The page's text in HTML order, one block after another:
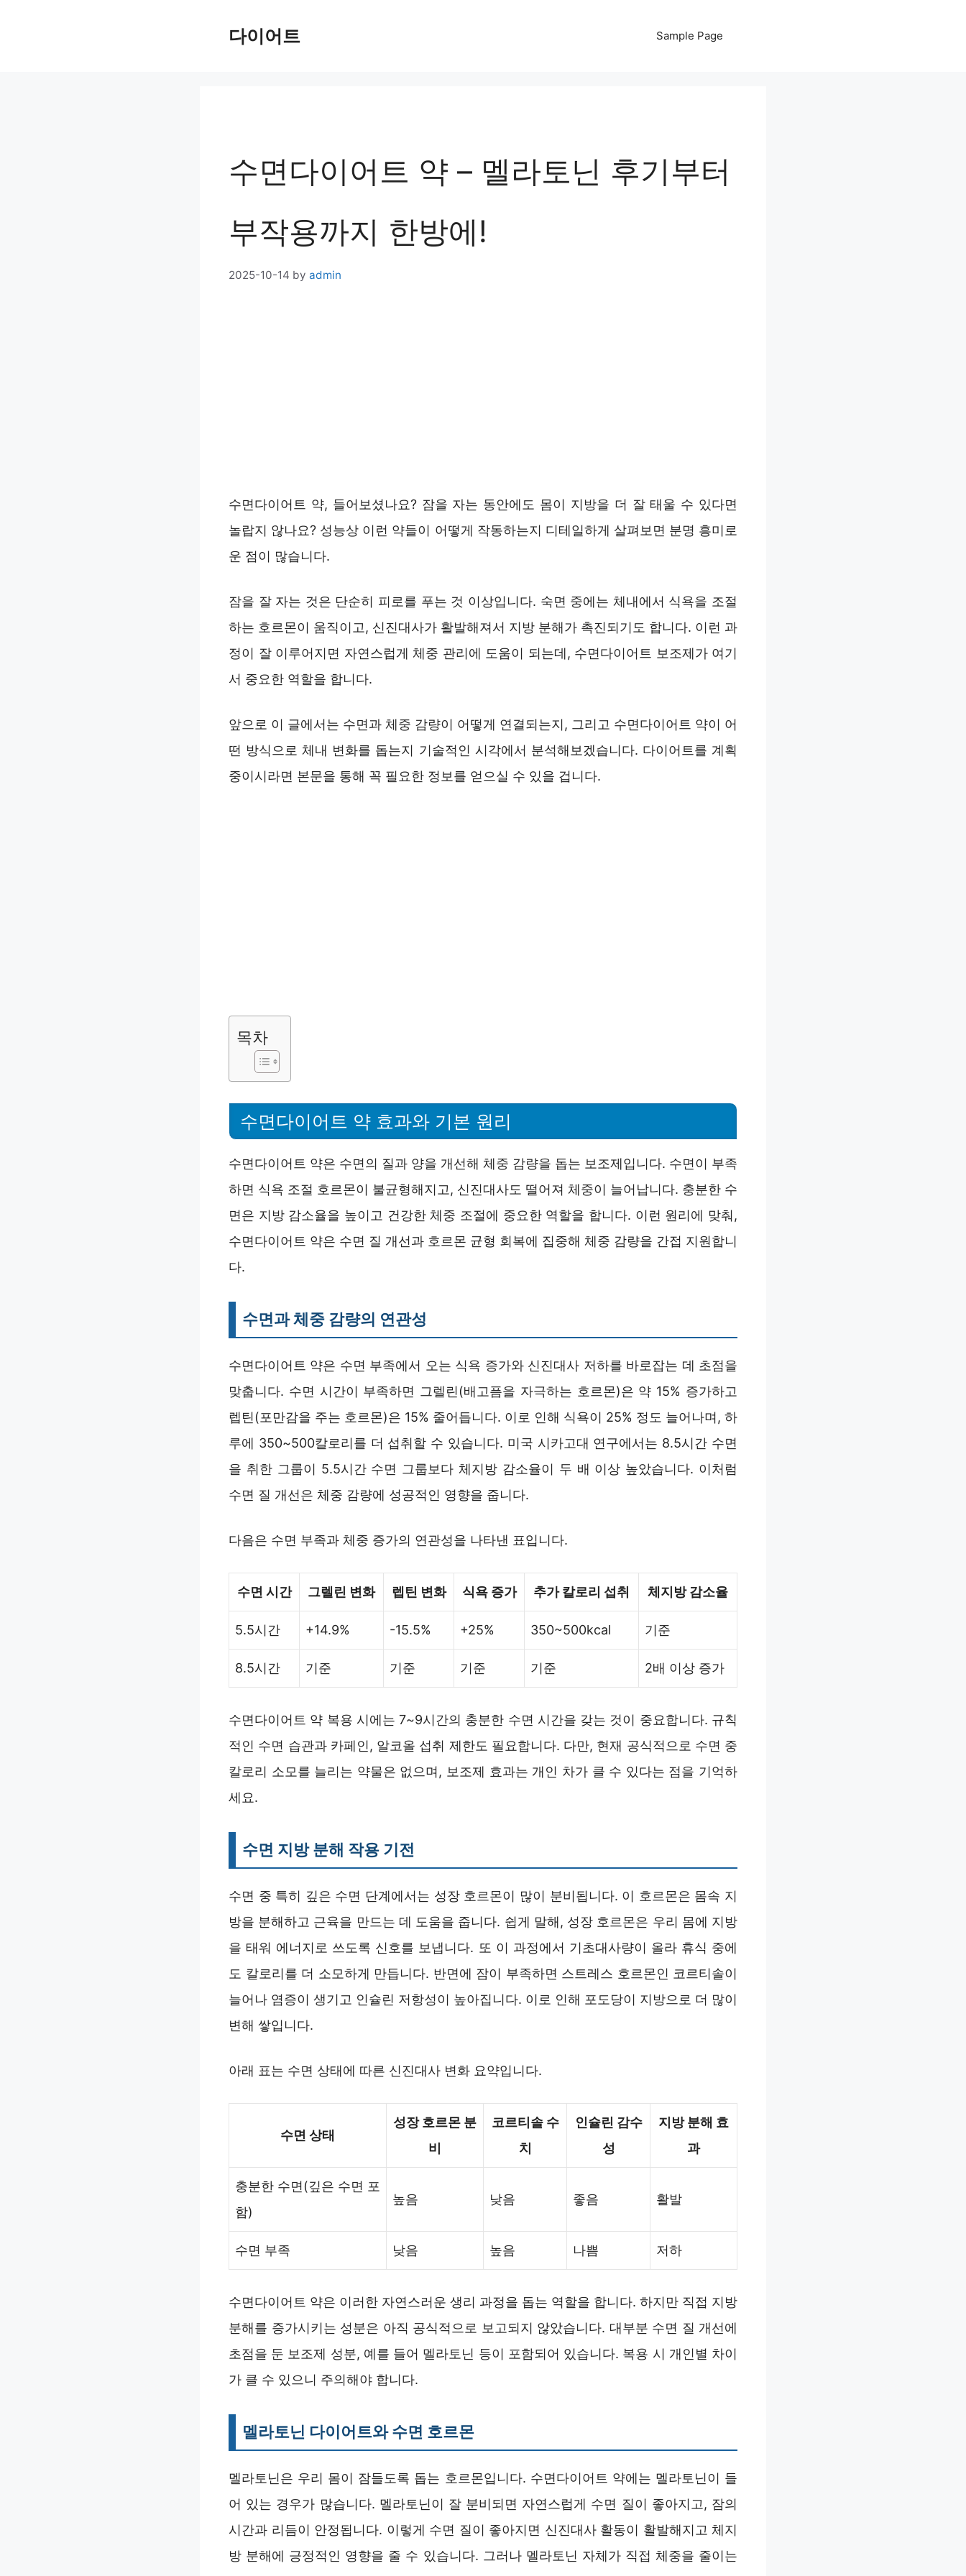
다이어트 Sample Page
수면다이어트 약 – 멜라토닌 후기부터
부작용까지 한방에!
2025-10-14 by admin
수면다이어트 약, 들어보셨나요? 잠을 자는 동안에도 몸이 지방을 더 잘 태울 수 있다면
놀랍지 않나요? 성능상 이런 약들이 어떻게 작동하는지 디테일하게 살펴보면 분명 흥미로
운 점이 많습니다.
잠을 잘 자는 것은 단순히 피로를 푸는 것 이상입니다. 숙면 중에는 체내에서 식욕을 조절
하는 호르몬이 움직이고, 신진대사가 활발해져서 지방 분해가 촉진되기도 합니다. 이런 과
정이 잘 이루어지면 자연스럽게 체중 관리에 도움이 되는데, 수면다이어트 보조제가 여기
서 중요한 역할을 합니다.
앞으로 이 글에서는 수면과 체중 감량이 어떻게 연결되는지, 그리고 수면다이어트 약이 어
떤 방식으로 체내 변화를 돕는지 기술적인 시각에서 분석해보겠습니다. 다이어트를 계획
중이시라면 본문을 통해 꼭 필요한 정보를 얻으실 수 있을 겁니다.
목차
수면다이어트 약 효과와 기본 원리
수면다이어트 약은 수면의 질과 양을 개선해 체중 감량을 돕는 보조제입니다. 수면이 부족
하면 식욕 조절 호르몬이 불균형해지고, 신진대사도 떨어져 체중이 늘어납니다. 충분한 수
면은 지방 감소율을 높이고 건강한 체중 조절에 중요한 역할을 합니다. 이런 원리에 맞춰,
수면다이어트 약은 수면 질 개선과 호르몬 균형 회복에 집중해 체중 감량을 간접 지원합니
다.
수면과 체중 감량의 연관성
수면다이어트 약은 수면 부족에서 오는 식욕 증가와 신진대사 저하를 바로잡는 데 초점을
맞춥니다. 수면 시간이 부족하면 그렐린(배고픔을 자극하는 호르몬)은 약 15% 증가하고
렙틴(포만감을 주는 호르몬)은 15% 줄어듭니다. 이로 인해 식욕이 25% 정도 늘어나며, 하
루에 350~500칼로리를 더 섭취할 수 있습니다. 미국 시카고대 연구에서는 8.5시간 수면
을 취한 그룹이 5.5시간 수면 그룹보다 체지방 감소율이 두 배 이상 높았습니다. 이처럼
수면 질 개선은 체중 감량에 성공적인 영향을 줍니다.
다음은 수면 부족과 체중 증가의 연관성을 나타낸 표입니다.
수면 시간 그렐린 변화 렙틴 변화 식욕 증가 추가 칼로리 섭취 체지방 감소율
5.5시간 +14.9% -15.5% +25% 350~500kcal 기준
8.5시간 기준 기준 기준 기준 2배 이상 증가
수면다이어트 약 복용 시에는 7~9시간의 충분한 수면 시간을 갖는 것이 중요합니다. 규칙
적인 수면 습관과 카페인, 알코올 섭취 제한도 필요합니다. 다만, 현재 공식적으로 수면 중
칼로리 소모를 늘리는 약물은 없으며, 보조제 효과는 개인 차가 클 수 있다는 점을 기억하
세요.
수면 지방 분해 작용 기전
수면 중 특히 깊은 수면 단계에서는 성장 호르몬이 많이 분비됩니다. 이 호르몬은 몸속 지
방을 분해하고 근육을 만드는 데 도움을 줍니다. 쉽게 말해, 성장 호르몬은 우리 몸에 지방
을 태워 에너지로 쓰도록 신호를 보냅니다. 또 이 과정에서 기초대사량이 올라 휴식 중에
도 칼로리를 더 소모하게 만듭니다. 반면에 잠이 부족하면 스트레스 호르몬인 코르티솔이
늘어나 염증이 생기고 인슐린 저항성이 높아집니다. 이로 인해 포도당이 지방으로 더 많이
변해 쌓입니다.
아래 표는 수면 상태에 따른 신진대사 변화 요약입니다.
수면 상태
성장 호르몬 분
비
코르티솔 수
치
인슐린 감수
성
지방 분해 효
과
충분한 수면(깊은 수면 포
함)
높음 낮음 좋음 활발
수면 부족 낮음 높음 나쁨 저하
수면다이어트 약은 이러한 자연스러운 생리 과정을 돕는 역할을 합니다. 하지만 직접 지방
분해를 증가시키는 성분은 아직 공식적으로 보고되지 않았습니다. 대부분 수면 질 개선에
초점을 둔 보조제 성분, 예를 들어 멜라토닌 등이 포함되어 있습니다. 복용 시 개인별 차이
가 클 수 있으니 주의해야 합니다.
멜라토닌 다이어트와 수면 호르몬
멜라토닌은 우리 몸이 잠들도록 돕는 호르몬입니다. 수면다이어트 약에는 멜라토닌이 들
어 있는 경우가 많습니다. 멜라토닌이 잘 분비되면 자연스럽게 수면 질이 좋아지고, 잠의
시간과 리듬이 안정됩니다. 이렇게 수면 질이 좋아지면 신진대사 활동이 활발해지고 체지
방 분해에 긍정적인 영향을 줄 수 있습니다. 그러나 멜라토닌 자체가 직접 체중을 줄이는